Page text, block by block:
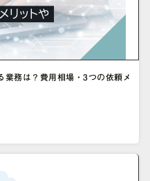
業務は？費用相場・3つの依頼メ